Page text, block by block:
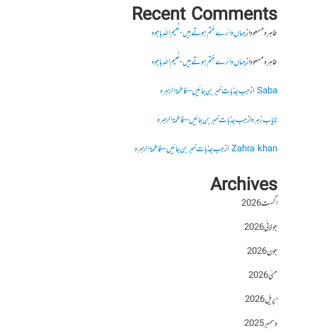
Recent Comments
طاہرہ مسعودازجہاں دائرے ختم ہوتے ہیں- نعیم اللہ باجوہ
طاہرہ مسعودازجہاں دائرے ختم ہوتے ہیں- نعیم اللہ باجوہ
Sabaازجب جذبات خبر بن جائیں – فاطمۃالزہرہ
نایاب زہرہازجب جذبات خبر بن جائیں – فاطمۃالزہرہ
Zahra khanازجب جذبات خبر بن جائیں – فاطمۃالزہرہ
Archives
اگست 2026
جولائی 2026
جون 2026
مئی 2026
اپریل 2026
دسمبر 2025